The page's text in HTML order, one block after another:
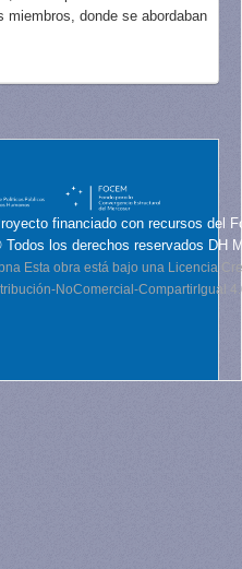
miembros, donde se abordaban
financiado con recursos del
Todos los derechos reservados DH
Esta obra está bajo una Licencia
NoComercial-CompartirIgual